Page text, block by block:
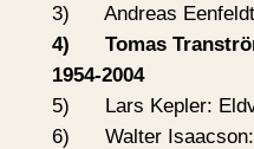
3) Andreas
4) Tomas
1954-2004
5) Lars Kepler:
6) Walter Isaacson: